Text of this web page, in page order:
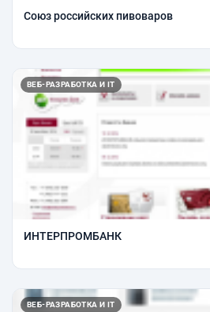
Союз российских пивоваров
ВЕБ-РАЗРАБОТКА И IT
ИНТЕРПРОМБАНК
ВЕБ-РАЗРАБОТКА И IT